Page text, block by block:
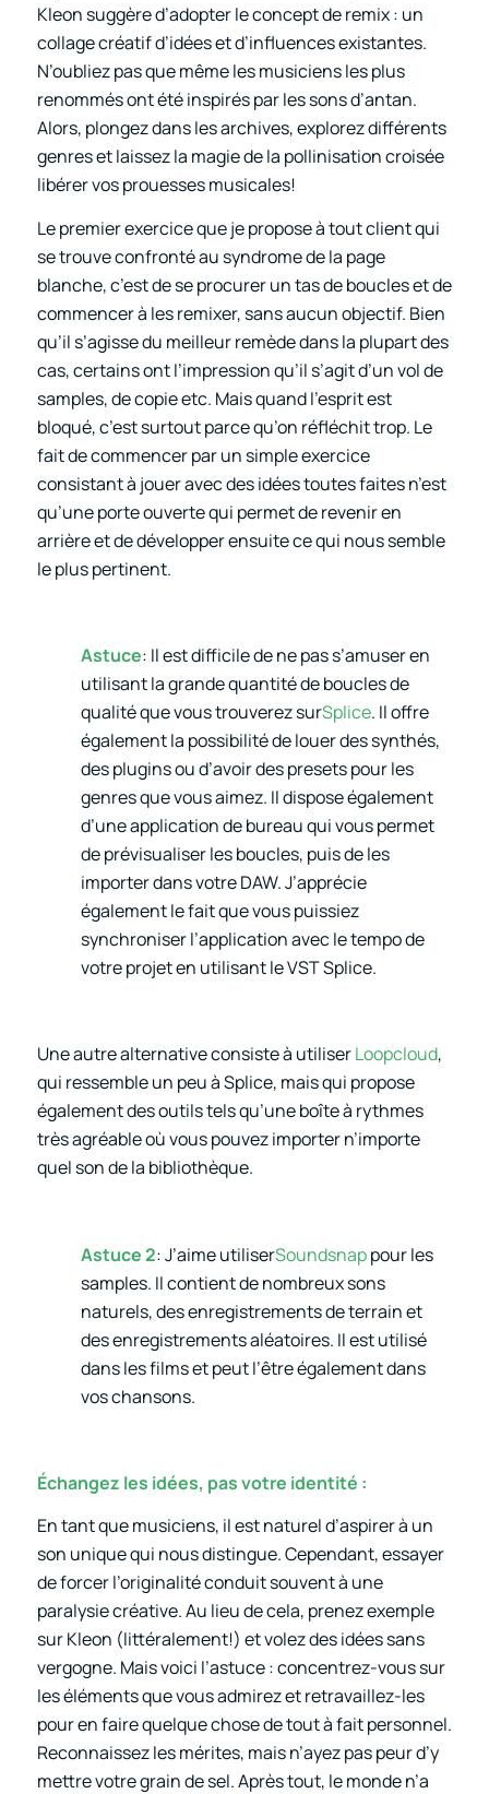
Kleon suggère d’adopter le concept de remix : un
collage créatif d’idées et d’influences existantes.
N’oubliez pas que même les musiciens les plus
renommés ont été inspirés par les sons d’antan.
Alors, plongez dans les archives, explorez différents
genres et laissez la magie de la pollinisation croisée
libérer vos prouesses musicales!
Le premier exercice que je propose à tout client qui
se trouve confronté au syndrome de la page
blanche, c’est de se procurer un tas de boucles et de
commencer à les remixer, sans aucun objectif. Bien
qu’il s’agisse du meilleur remède dans la plupart des
cas, certains ont l’impression qu’il s’agit d’un vol de
samples, de copie etc. Mais quand l’esprit est
bloqué, c’est surtout parce qu’on réfléchit trop. Le
fait de commencer par un simple exercice
consistant à jouer avec des idées toutes faites n’est
qu’une porte ouverte qui permet de revenir en
arrière et de développer ensuite ce qui nous semble
le plus pertinent.
Astuce: Il est difficile de ne pas s’amuser en
utilisant la grande quantité de boucles de
qualité que vous trouverez surSplice. Il offre
également la possibilité de louer des synthés,
des plugins ou d’avoir des presets pour les
genres que vous aimez. Il dispose également
d’une application de bureau qui vous permet
de prévisualiser les boucles, puis de les
importer dans votre DAW. J’apprécie
également le fait que vous puissiez
synchroniser l’application avec le tempo de
votre projet en utilisant le VST Splice.
Une autre alternative consiste à utiliser Loopcloud,
qui ressemble un peu à Splice, mais qui propose
également des outils tels qu’une boîte à rythmes
très agréable où vous pouvez importer n’importe
quel son de la bibliothèque.
Astuce 2: J’aime utiliserSoundsnappour les
samples. Il contient de nombreux sons
naturels, des enregistrements de terrain et
des enregistrements aléatoires. Il est utilisé
dans les films et peut l’être également dans
vos chansons.
Échangez les idées, pas votre identité :
En tant que musiciens, il est naturel d’aspirer à un
son unique qui nous distingue. Cependant, essayer
de forcer l’originalité conduit souvent à une
paralysie créative. Au lieu de cela, prenez exemple
sur Kleon (littéralement!) et volez des idées sans
vergogne. Mais voici l’astuce : concentrez-vous sur
les éléments que vous admirez et retravaillez-les
pour en faire quelque chose de tout à fait personnel.
Reconnaissez les mérites, mais n’ayez pas peur d’y
mettre votre grain de sel. Après tout, le monde n’a